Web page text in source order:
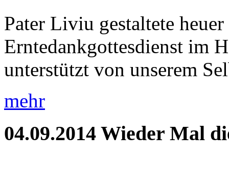
Pater Liviu gestaltete
Erntedankgottesdienst im
unterstützt von unserem
mehr
04.09.2014 Wieder Mal